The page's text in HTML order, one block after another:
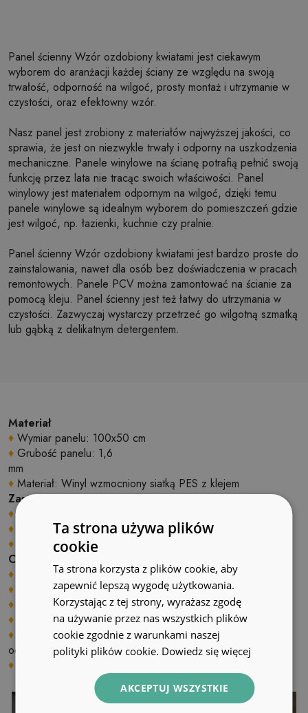
Panel ścienny Wzór ozdobiony kwiatami jest ciekawym
wyborem do aranżacji każdej ściany ze względu na swoją
trwałość, odporność na wilgoć, prosty montaż i utrzymanie w
czystości, oraz efektowny wzór.
Nasz panel jest zrobiony z materiałów najwyższej jakości, co
sprawia, że jest on niezwykle trwały i odporny na uszkodzenia
mechaniczne. Panele winylowe na ścianę potrafią pełnić swoją
funkcję przez lata nie tracąc swoich właściwości. Panel
winylowy jest materiałem odpornym na wilgoć, dzięki temu
panele winylowe są idealnym wyborem do pomieszczeń gdzie
jest wilgoć, np. łazienki, kuchnie czy pralnie.
Panel ścienny Wzór ozdobiony kwiatami jest bardzo proste do
zainstalowania, nawet dla osób bez doświadczenia w pracach
remontowych. Panele PCV można zamontować na ścianie za
pomocą kleju. Panel ścienny jest też łatwy do utrzymania w
czystości. Zazwyczaj wystarczy przetrzeć go wilgotną szmatką
lub gąbką z delikatnym detergentem.
Materiał
♦ Wymiar panelu: 100x50 cm
♦ Grubość panelu: 1,6
mm
♦ Materiał: Winyl wzmocniony siatką PES z klejem
Zastosowanie
♦Wnętrza pomieszczeń;
♦ Ściany, podłogi, sufity;
♦ Może być naklejony na panele, kafelki, metal czy farbę.
Cechy produktu
♦ Gładka i struktura;
♦ Szybki i łatwy montaż;
♦ Możliwość samodzielnego docinania na wymiar;
♦ Cyfrowy nadruk przy użyciu ekologicznych tuszy
♦ Odporny na ścieranie, uszkodzenia mechaniczne,
odbarwienia i promieniowanie UV
♦
Ta strona używa plików
cookie
Ta strona korzysta z plików cookie, aby
zapewnić lepszą wygodę użytkowania.
Korzystając z tej strony, wyrażasz zgodę
na używanie przez nas wszystkich plików
cookie zgodnie z warunkami naszej
polityki plików cookie. Dowiedz się więcej
AKCEPTUJ WSZYSTKIE